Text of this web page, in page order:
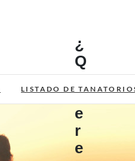
LISTADO DE
¿
Q
u
i
e
r
e